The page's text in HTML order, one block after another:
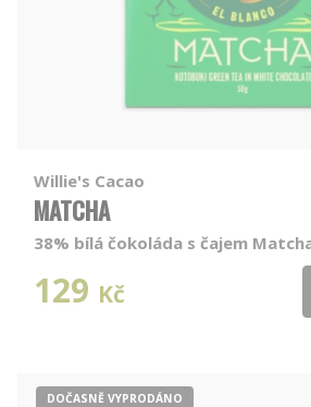
Willie's Cacao
MATCHA
38% bílá čokoláda s čajem
129 Kč
DOČASNĚ VYPRODÁNO